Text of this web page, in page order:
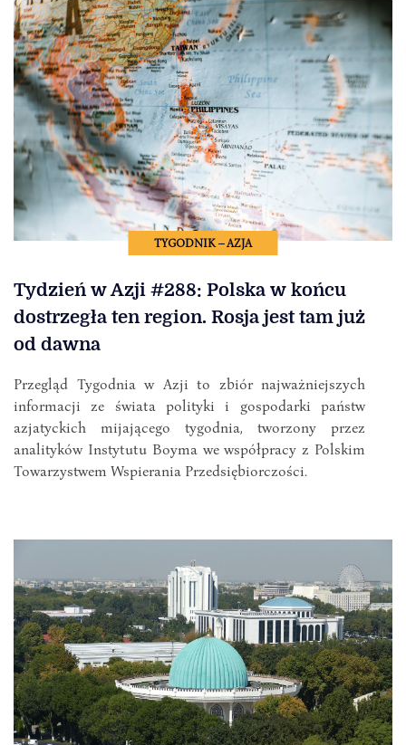
TYGODNIK – AZJA
Tydzień w Azji #288: Polska w końcu
dostrzegła ten region. Rosja jest tam już
od dawna
Przegląd Tygodnia w Azji to zbiór najważniejszych
informacji ze świata polityki i gospodarki państw
azjatyckich mijającego tygodnia, tworzony przez
analityków Instytutu Boyma we współpracy z Polskim
Towarzystwem Wspierania Przedsiębiorczości.